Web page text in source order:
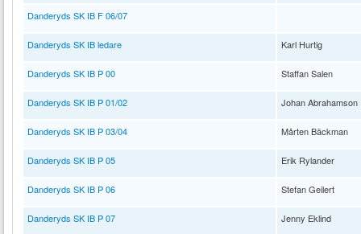
Danderyds SK IB F 06/07
Danderyds SK IB ledare Karl Hurtig
Danderyds SK IB P 00 Staffan Salen
Danderyds SK IB P 01/02 Johan Abrahamson
Danderyds SK IB P 03/04 Mårten Bäckman
Danderyds SK IB P 05 Erik Rylander
Danderyds SK IB P 06 Stefan Geilert
Danderyds SK IB P 07 Jenny Eklind